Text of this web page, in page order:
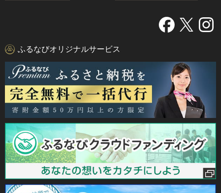
日頃より、奈井江町にご支援をいただき、誠にありがとうご
ざいます。
本町では、ポータルサイトと一部返礼品のリニューアルを行
い、６月６日より寄附受付を再開しました。
受付停止期間中はご不便をおかけしました。今後とも、北海
道奈井江町への応援をよろしくお願いいたします。
【ふるさと納税指定制度】
当自治体は、地方税法（昭和25年法律第226号）第37条の
２第２項及び第314条の７第２項の規定に基づき、ふるさと
納税の対象となる団体に指定されました。（指定期間：令和
６年10月１日～令和７年９月30日）
ふるなびオリジナルサービス